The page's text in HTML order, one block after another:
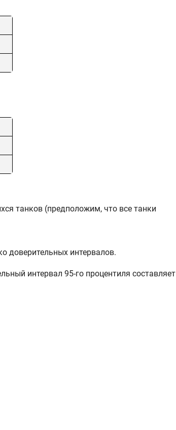
танков (предположим, что все танки
доверительных интервалов.
интервал 95-го процентиля составляет